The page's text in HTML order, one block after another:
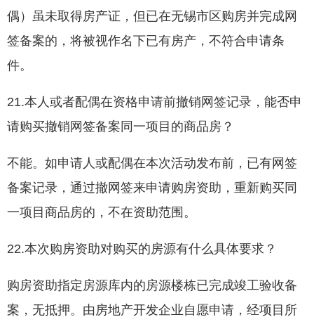
偶）虽未取得房产证，但已在无锡市区购房并完成网
签备案的，将被视作名下已有房产，不符合申请条
件。
21.本人或者配偶在资格申请前撤销网签记录，能否申
请购买撤销网签备案同一项目的商品房？
不能。如申请人或配偶在本次活动发布前，已有网签
备案记录，通过撤网签来申请购房资助，重新购买同
一项目商品房的，不在资助范围。
22.本次购房资助对购买的房源有什么具体要求？
购房资助指定房源库内的房源楼栋已完成竣工验收备
案，无抵押。由房地产开发企业自愿申请，经项目所